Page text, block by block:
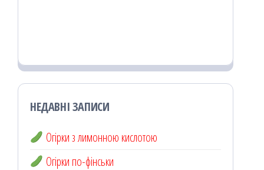
НЕДАВНІ ЗАПИСИ
Огірки з лимонною кислотою
Огірки по-фінськи